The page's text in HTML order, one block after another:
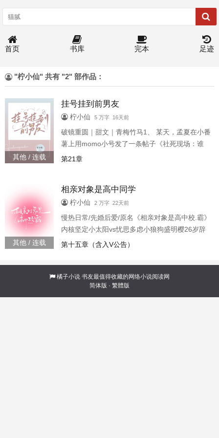
首页 书库 完本 足迹
"柠小仙" 共有 "2" 部作品：
其他 / 连载
挂号挂到前男友
柠小仙 5 万字 16天前
破镜重圆｜甜文｜青梅竹马1、 某天，孟夏在小番
薯上用momo小号发了一条帖子《社死现场：谁
懂！前任变我的乳腺外科医生是种什么体验》 没
啊我人没了！！最近胸口一直胀痛，今天摸到左
胸好像有个小肿块，吓得我赶紧挂了个乳腺外科
去检查，谁知道挂号挂到前男友，推门进去接诊
的帅哥竟然是我前！任！ 家人们谁懂啊？？要在
第21章
其他 / 连载
相亲对象是高中同学
柠小仙 2 万字 22天前
慢热日常/先婚后爱/原名《相亲对象是高中校.霸》
内核坚定小太阳vs忧思多虑小狼狗盛明樱26岁辞
职回潞市，本想gap一年清净清净却架不住亲妈姨
眼高于顶，虽秉持着晚婚晚育保平安的信念，却
也不排斥相亲俗话说没吃过猪肉，但得见见猪
跑，权当收集普男百态，增长见识只是她提出的
要求分外苛刻：身高不低于188，体重不高于88，
第十五章（含入V公告）
橘子小说 书友最值得收藏的网络小说阅读网
简体版 · 繁體版